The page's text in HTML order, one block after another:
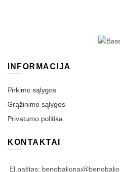
INFORMACIJA
Pirkimo sąlygos
Grąžinimo sąlygos
Privatumo politika
KONTAKTAI
El.paštas: